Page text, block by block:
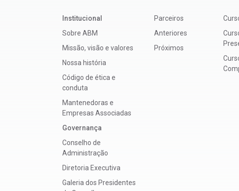
Institucional
Sobre ABM
Missão, visão e valores
Nossa história
Código de ética e
conduta
Mantenedoras e
Empresas Associadas
Governança
Conselho de
Administração
Diretoria Executiva
Galeria dos Presidentes
Parceiros
Anteriores
Próximos